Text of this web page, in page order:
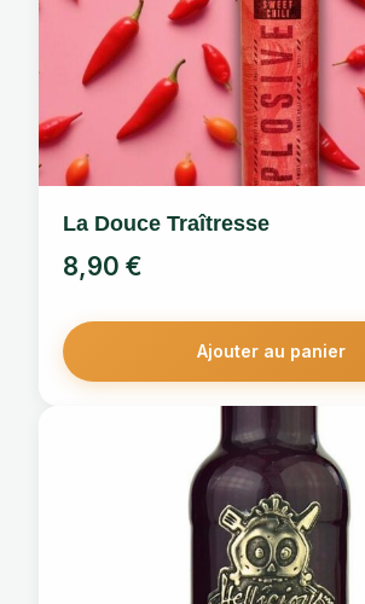
La Douce Traîtresse
8,90 €
Ajouter au panier